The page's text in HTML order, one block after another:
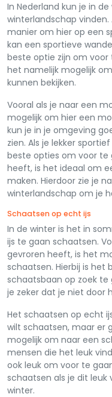
In Nederland kun je in
winterlandschap vinden.
manier om hier op een
kan een sportieve
beste optie zijn om voor
het namelijk mogelijk
kunnen bekijken.
Vooral als je naar een
mogelijk om hier een
kun je in je omgeving
zien. Als je lekker
beste opties om voor te
heeft, is het ideaal om
maken. Hierdoor zie je
winterlandschap om je
Schaatsen op echt ijs
In de winter is het in
ijs te gaan schaatsen.
gevroren heeft, is het
schaatsen. Hierbij is het
schaatsbaan op zoek te
je zeker dat je niet door
Het schaatsen op echt
wilt schaatsen, maar er
mogelijk om naar een
mensen die het leuk
ook leuk om voor te
schaatsen als je dit
winter.